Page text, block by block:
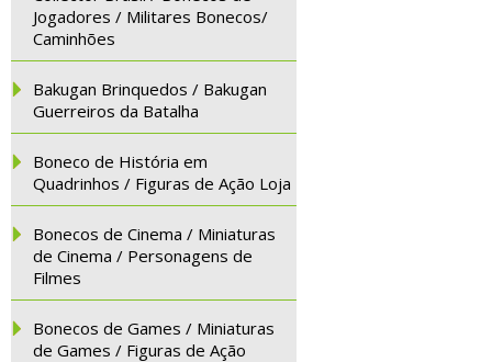
Jogadores / Militares Bonecos/
Caminhões
Bakugan Brinquedos / Bakugan
Guerreiros da Batalha
Boneco de História em
Quadrinhos / Figuras de Ação Loja
Bonecos de Cinema / Miniaturas
de Cinema / Personagens de
Filmes
Bonecos de Games / Miniaturas
de Games / Figuras de Ação